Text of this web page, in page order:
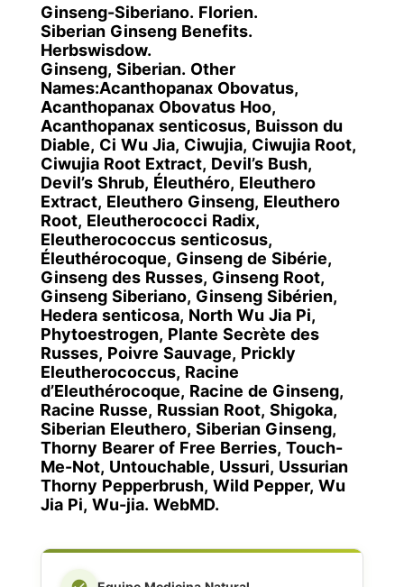
Ginseng-Siberiano. Florien.
Siberian GinsengBenefits.
Herbswisdow.
Ginseng, Siberian. Other
Names:Acanthopanax Obovatus,
Acanthopanax Obovatus Hoo,
Acanthopanax senticosus, Buisson du
Diable, Ci Wu Jia, Ciwujia, Ciwujia Root,
Ciwujia Root Extract, Devil’s Bush,
Devil’s Shrub, Éleuthéro, Eleuthero
Extract, Eleuthero Ginseng, Eleuthero
Root, Eleutherococci Radix,
Eleutherococcus senticosus,
Éleuthérocoque, Ginseng de Sibérie,
Ginseng des Russes, Ginseng Root,
Ginseng Siberiano, Ginseng Sibérien,
Hedera senticosa, North Wu Jia Pi,
Phytoestrogen, Plante Secrète des
Russes, Poivre Sauvage, Prickly
Eleutherococcus, Racine
d’Eleuthérocoque, Racine de Ginseng,
Racine Russe, Russian Root, Shigoka,
Siberian Eleuthero, Siberian Ginseng,
Thorny Bearer of Free Berries, Touch-
Me-Not, Untouchable, Ussuri, Ussurian
Thorny Pepperbrush, Wild Pepper, Wu
Jia Pi, Wu-jia. WebMD.